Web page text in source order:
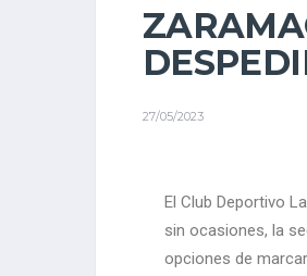
27/05/2023
El Club Deportivo
sin ocasiones, la
opciones de